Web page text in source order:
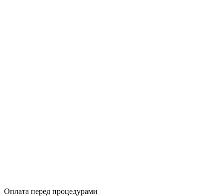
Оплата перед процедурами